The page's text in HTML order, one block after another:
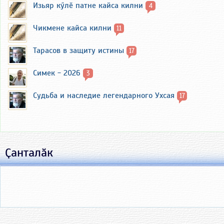
Изьяр кӳлӗ патне кайса килни 4
Чикмене кайса килни 11
Тарасов в защиту истины 17
Симек - 2026 3
Судьба и наследие легендарного Ухсая 17
Ҫанталӑк